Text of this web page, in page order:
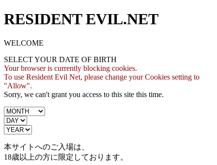
RESIDENT EVIL.NET
WELCOME
SELECT YOUR DATE OF BIRTH
Your browser is currently blocking cookies.
To use Resident Evil Net, please change your Cookies setting to
"Allow".
Sorry, we can't grant you access to this site this time.
本サイトへのご入場は、
18歳以上の方に限定しております。